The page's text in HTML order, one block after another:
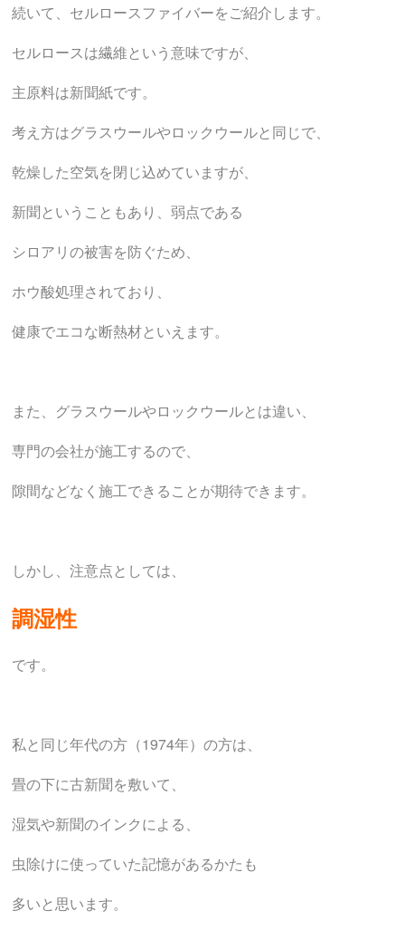
続いて、セルロースファイバーをご紹介します。
セルロースは繊維という意味ですが、
主原料は新聞紙です。
考え方はグラスウールやロックウールと同じで、
乾燥した空気を閉じ込めていますが、
新聞ということもあり、弱点である
シロアリの被害を防ぐため、
ホウ酸処理されており、
健康でエコな断熱材といえます。
また、グラスウールやロックウールとは違い、
専門の会社が施工するので、
隙間などなく施工できることが期待できます。
しかし、注意点としては、
調湿性
です。
私と同じ年代の方（1974年）の方は、
畳の下に古新聞を敷いて、
湿気や新聞のインクによる、
虫除けに使っていた記憶があるかたも
多いと思います。